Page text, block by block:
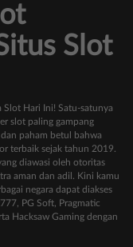
Slot
Slot Hari Ini! Satu-satunya
slot paling gampang
paham betul bahwa
terbaik sejak tahun 2019.
diawasi oleh otoritas
aman dan adil. Kini kamu
negara dapat diakses
PG Soft, Pragmatic
Hacksaw Gaming dengan